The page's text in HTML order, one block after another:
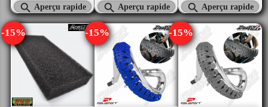
 Aperçu rapide  Aperçu rapide  Aperçu rapide
-15% -15% -15%